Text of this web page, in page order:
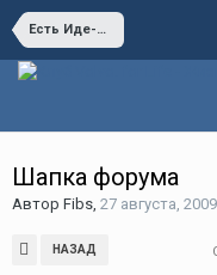
Есть Иде-я?!
Шапка форума
Автор Fibs, 27 августа, 2009
НАЗАД